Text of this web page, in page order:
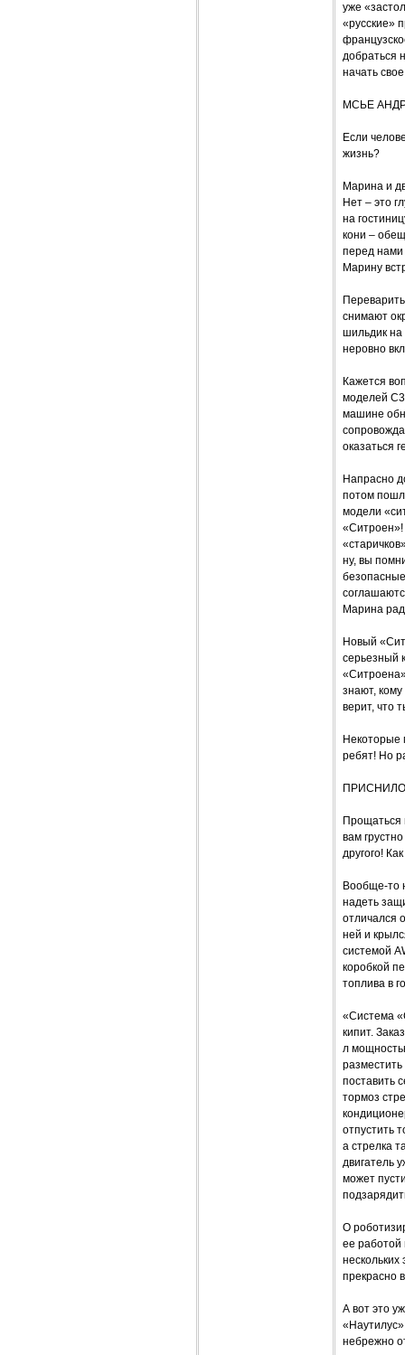
уже
«русские»
добраться
начать
МСЬЕ
Если
жизнь?
Марина и
Нет – это
на
кони –
перед нами
Марину
снимают
шильдик на
неровно
Кажется
моделей С3
машине
оказаться
Напрасно
потом
модели
«Ситроен»!
ну, вы
Марина
Новый
серьезный
знают,
верит, что
Некоторые
ребят! Но
Прощаться
вам
другого!
Вообще-то
надеть
отличался
ней и
системой
коробкой
топлива в
«Система
кипит.
л
поставить
тормоз
отпустить
а стрелка
двигатель
может
О
ее
прекрасно
А вот это
небрежно